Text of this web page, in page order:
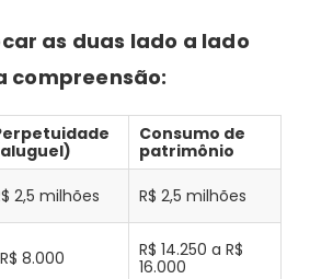
as duas lado a lado
compreensão:
Consumo de
patrimônio
2,5 milhões R$ 2,5 milhões
8.000
R$ 14.250 a R$
16.000